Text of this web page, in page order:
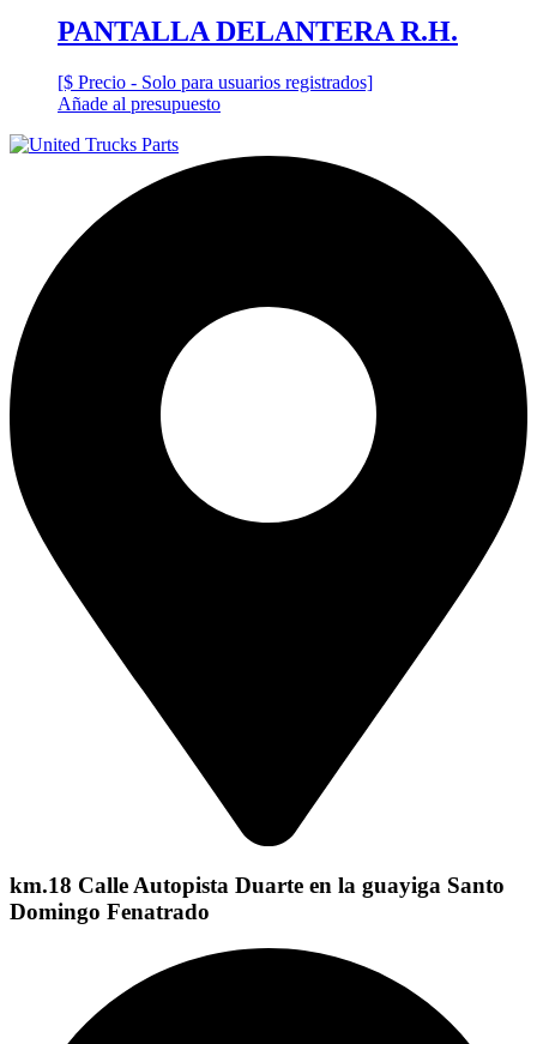
PANTALLA DELANTERA R.H.
[$ Precio - Solo para usuarios registrados]
Añade al presupuesto
km.18 Calle Autopista Duarte en la guayiga Santo
Domingo Fenatrado